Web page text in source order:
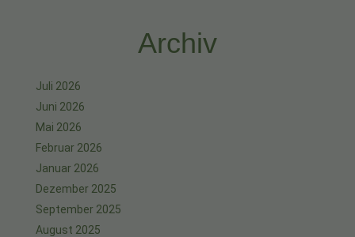
Archiv
Juli 2026
Juni 2026
Mai 2026
Februar 2026
Januar 2026
Dezember 2025
September 2025
August 2025